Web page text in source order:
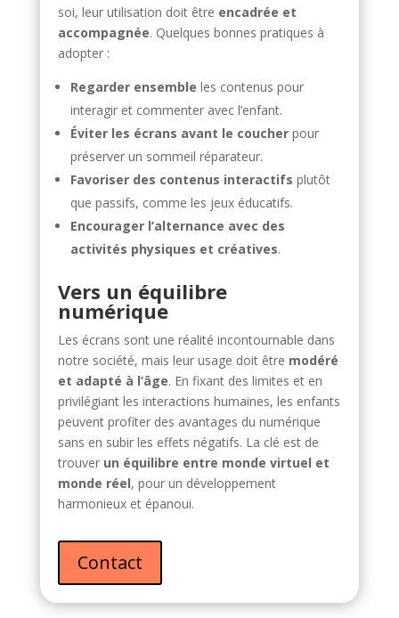
soi, leur utilisation doit être encadrée et
accompagnée. Quelques bonnes pratiques à
adopter :
Regarder ensemble les contenus pour
interagir et commenter avec l’enfant.
Éviter les écrans avant le coucherpour
préserver un sommeil réparateur.
Favoriser des contenus interactifs plutôt
que passifs, comme les jeux éducatifs.
Encourager l’alternance avec des
activités physiques et créatives.
Vers un équilibre
numérique
Les écrans sont une réalité incontournable dans
notre société, mais leur usage doit être modéré
et adapté à l’âge. En fixant des limites et en
privilégiant les interactions humaines, les enfants
peuvent profiter des avantages du numérique
sans en subir les effets négatifs. La clé est de
trouver un équilibre entre monde virtuel et
monde réel, pour un développement
harmonieux et épanoui.
Contact